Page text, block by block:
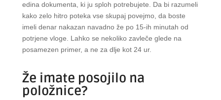
edina dokumenta, ki ju sploh potrebujete. Da bi razumeli
kako zelo hitro poteka vse skupaj povejmo, da boste
imeli denar nakazan navadno že po 15-ih minutah od
potrjene vloge. Lahko se nekoliko zavleče glede na
posamezen primer, a ne za dlje kot 24 ur.
Že imate posojilo na
položnice?